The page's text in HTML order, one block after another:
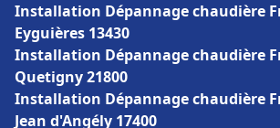
Installation Dépannage chaudière
Eyguières 13430
Installation Dépannage chaudière
Quetigny 21800
Installation Dépannage chaudière
Jean d'Angély 17400